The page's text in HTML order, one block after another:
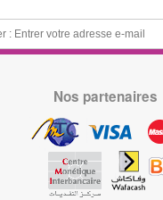
Nos partenaires